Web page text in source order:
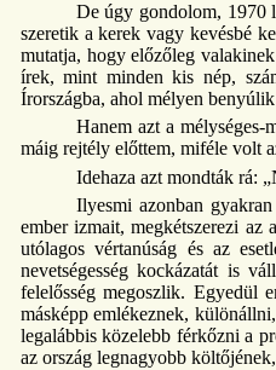
De úgy gondolom, 1970
szeretik a kerek vagy kevésbé
mutatja, hogy előzőleg
írek, mint minden kis nép,
Írországba, ahol mélyen
Hanem azt a
máig rejtély előttem, miféle volt
Idehaza azt mondták rá:
Ilyesmi azonban
ember izmait, megkétszerezi az
utólagos vértanúság és az
nevetségesség kockázatát is
felelősség megoszlik. Egyedül
másképp emlékeznek,
legalábbis közelebb férkőzni a
az ország legnagyobb